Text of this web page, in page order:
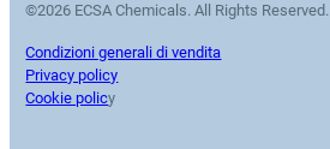
©2026 ECSA Chemicals. All Rights Reserved.
Condizioni generali di vendita
Privacy policy
Cookie policy